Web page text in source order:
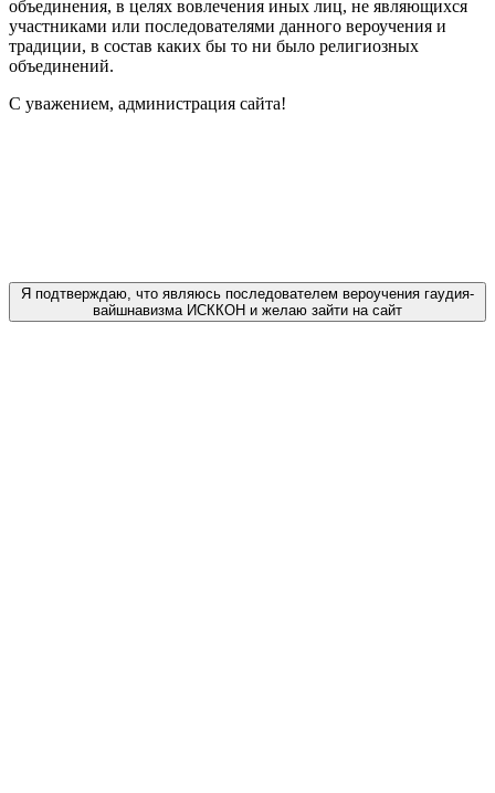
объединения, в целях вовлечения иных лиц, не являющихся
участниками или последователями данного вероучения и
традиции, в состав каких бы то ни было религиозных
объединений.
С уважением, администрация сайта!
Я подтверждаю, что являюсь последователем вероучения гаудия-
вайшнавизма ИСККОН и желаю зайти на сайт